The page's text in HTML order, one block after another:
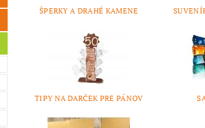
ŠPERKY A DRAHÉ KAMENE
TIPY NA DARČEK PRE PÁNOV